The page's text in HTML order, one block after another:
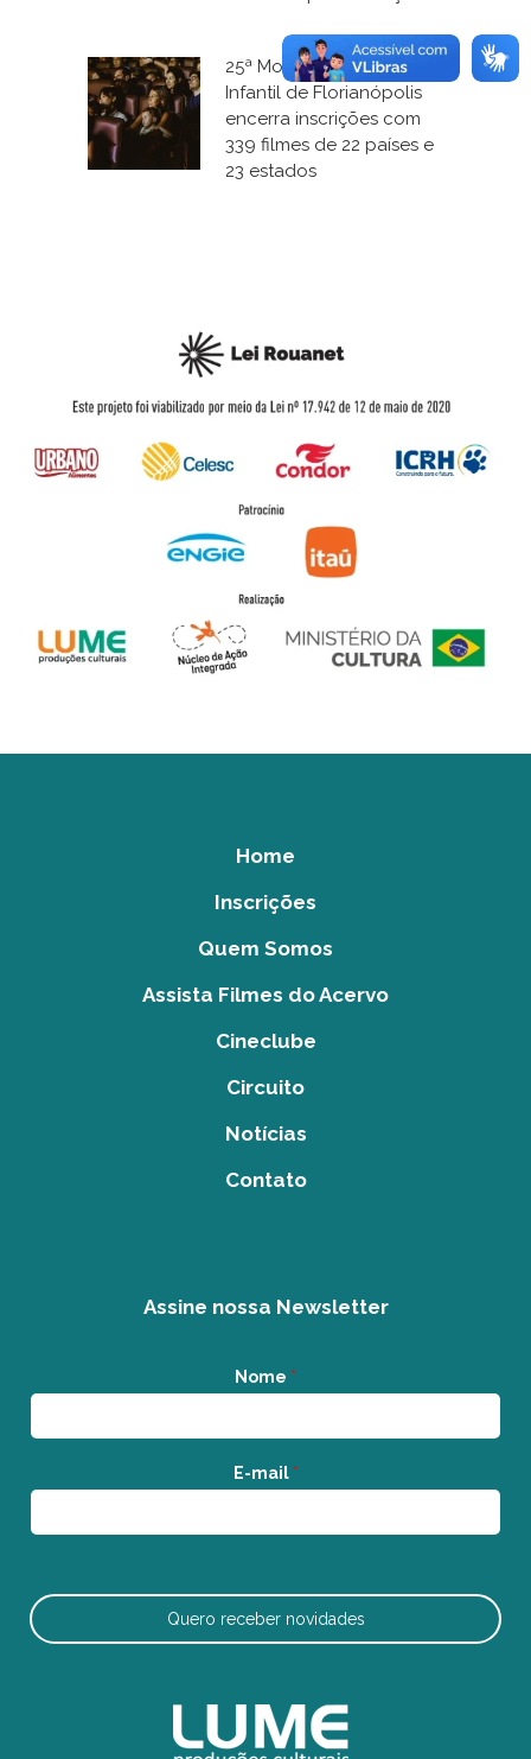
25ª Mostra de Cinema
Infantil de Florianópolis
encerra inscrições com
339 filmes de 22 países e
23 estados
Home
Inscrições
Quem Somos
Assista Filmes do Acervo
Cineclube
Circuito
Notícias
Contato
Assine nossa Newsletter
Nome *
E-mail *
Quero receber novidades